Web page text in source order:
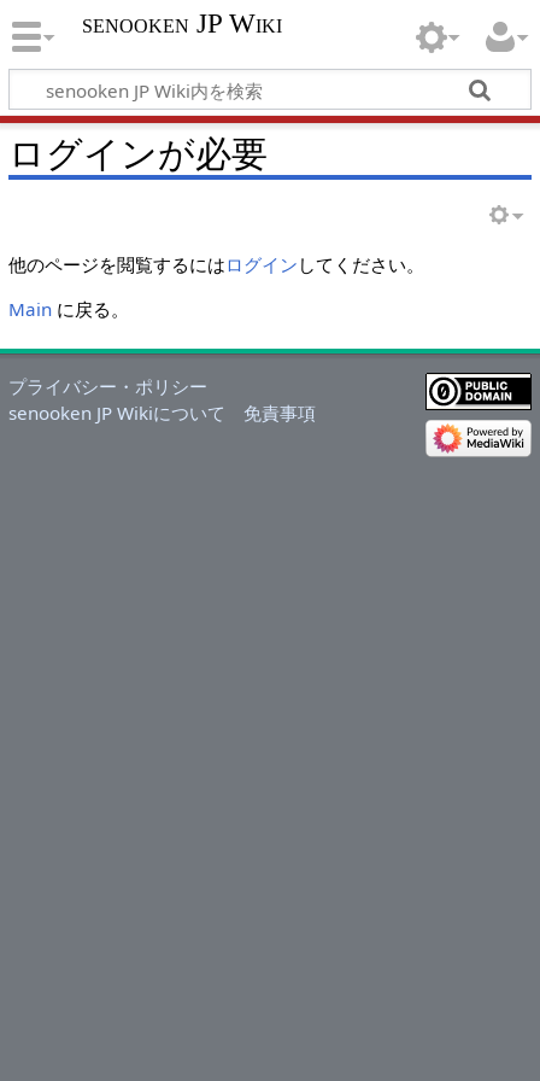
senooken JP Wiki
ログインが必要
他のページを閲覧するにはログイン してください。
Mainに戻る。
プライバシー・ポリシー
senooken JP Wikiについて
免責事項